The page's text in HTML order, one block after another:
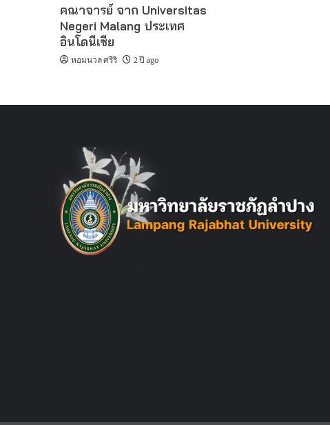
คณาจารย์ จาก Universitas
Negeri Malang ประเทศ
อินโดนีเซีย
หอมนวล ศรีริ 2 ปี ago